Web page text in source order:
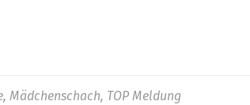
Mädchenschach, TOP Meldung